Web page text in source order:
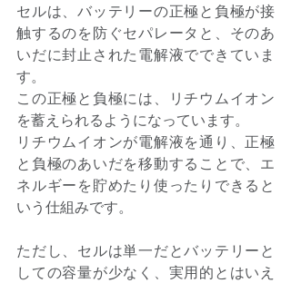
セルは、バッテリーの正極と負極が接
触するのを防ぐセパレータと、そのあ
いだに封止された電解液でできていま
す。
この正極と負極には、リチウムイオン
を蓄えられるようになっています。
リチウムイオンが電解液を通り、正極
と負極のあいだを移動することで、エ
ネルギーを貯めたり使ったりできると
いう仕組みです。
ただし、セルは単一だとバッテリーと
しての容量が少なく、実用的とはいえ